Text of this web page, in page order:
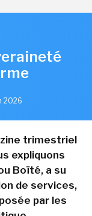
2026
trimestriel
expliquons
Boïté, a su
de services,
par les